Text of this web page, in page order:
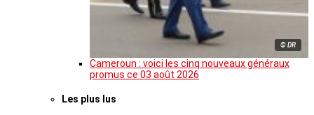
© DR
Cameroun : voici les cinq nouveaux généraux
promus ce 03 août 2026
Les plus lus